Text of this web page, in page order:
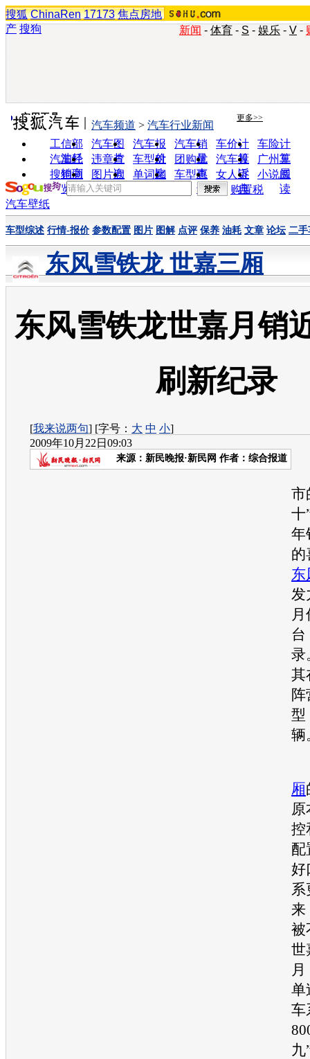
搜狐 ChinaRen 17173 焦点房地
产 搜狗 新闻 - 体育 - S - 娱乐 - V -
实用工具 更多>>
工信部
油耗
汽车图
片
汽车报
价
汽车销
量
车价计
算
车险计
算
汽车经
销商
违章查
询
车型对
比
团购优
惠
汽车投
诉
广州车
展
搜狗浏
览器
图片欣
赏
单词翻
车型查
询
女人宝
典
小说阅
读
汽车频道 > 汽车行业新闻
购置税
汽车壁纸
车型综述 行情-报价 参数配置 图片 图解 点评 保养 油耗 文章 论坛 二手
东风雪铁龙 世嘉三厢
东风雪铁龙世嘉月销
刷新纪录
[我来说两句] [字号： 大 中 小]
2009年10月22日09:03
来源： 新民晚报·新民网 作者：综合报道
市
十
年
的
东
发
录
其
阵
型
辆
厢
控
配
好
系
来
被
世
单
车
九